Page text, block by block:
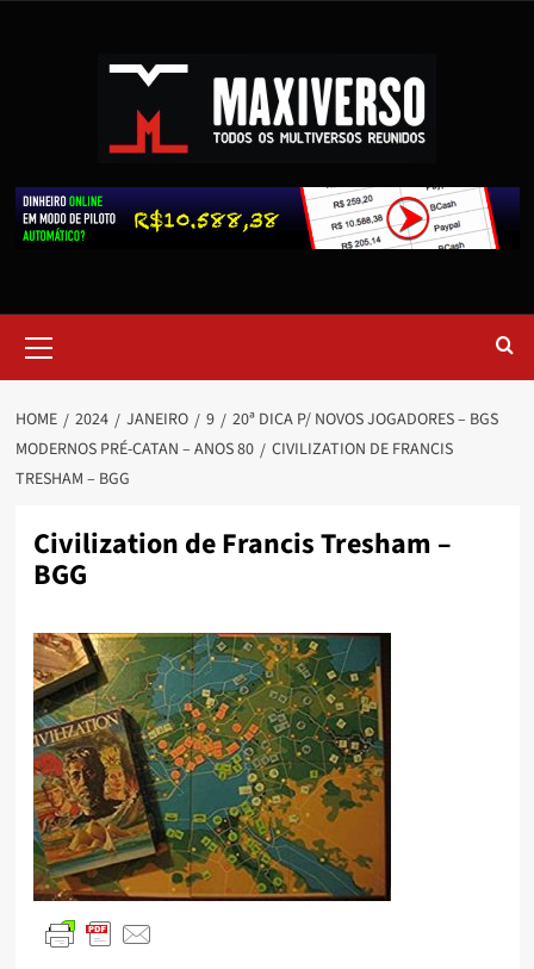
HOME 2024 JANEIRO 9
20ª DICA P/ NOVOS JOGADORES – BGS
MODERNOS PRÉ-CATAN – ANOS 80
CIVILIZATION DE FRANCIS
TRESHAM – BGG
Civilization de Francis Tresham –
BGG